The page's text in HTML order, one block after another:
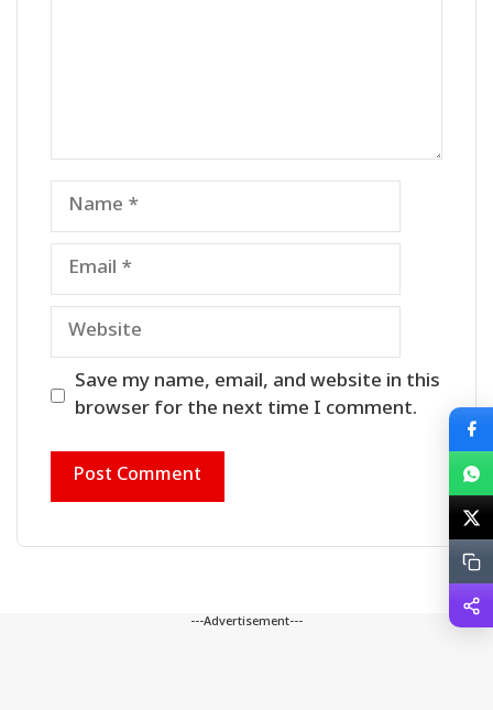
Name
Email
Website
Save my name, email, and website in this
browser for the next time I comment.
---Advertisement---